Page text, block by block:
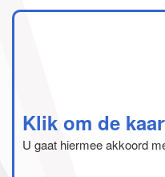
Klik om de
U gaat hiermee akkoord